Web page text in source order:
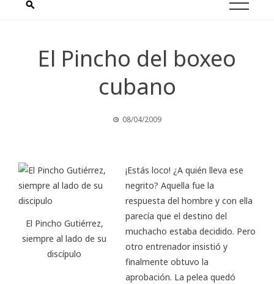
El Pincho del boxeo
cubano
08/04/2009
El Pincho Gutiérrez,
siempre al lado de su
discípulo
¡Estás loco! ¿A quién lleva ese
negrito? Aquella fue la
respuesta del hombre y con ella
parecía que el destino del
muchacho estaba decidido. Pero
otro entrenador insistió y
finalmente obtuvo la
aprobación. La pelea quedó